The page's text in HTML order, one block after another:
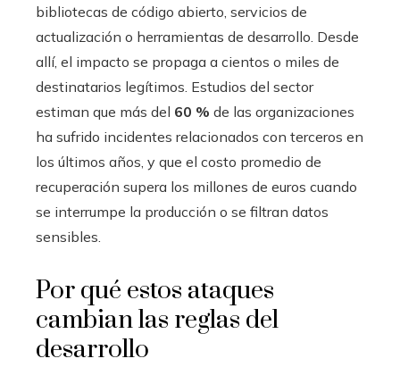
bibliotecas de código abierto, servicios de
actualización o herramientas de desarrollo. Desde
allí, el impacto se propaga a cientos o miles de
destinatarios legítimos. Estudios del sector
estiman que más del 60 % de las organizaciones
ha sufrido incidentes relacionados con terceros en
los últimos años, y que el costo promedio de
recuperación supera los millones de euros cuando
se interrumpe la producción o se filtran datos
sensibles.
Por qué estos ataques
cambian las reglas del
desarrollo